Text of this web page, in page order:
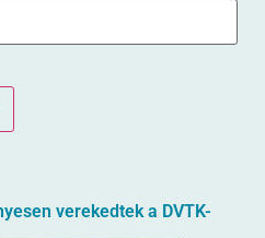
verekedtek a DVTK-